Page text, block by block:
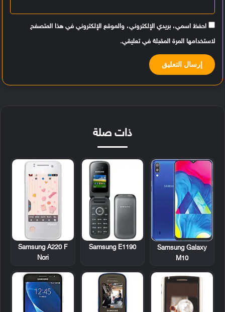
احفظ اسمي، بريدي الإلكتروني، والموقع الإلكتروني في هذا المتصفح
لاستخدامها المرة المقبلة في تعليقي.
ذات صلة
Samsung Galaxy
M10
Samsung E1190
Samsung A220 F
Nori